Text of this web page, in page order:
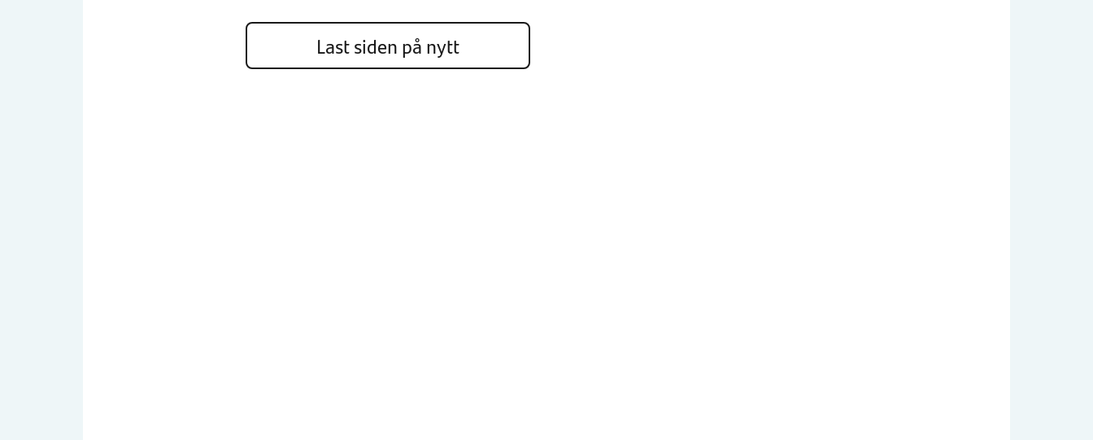
Last siden på nytt